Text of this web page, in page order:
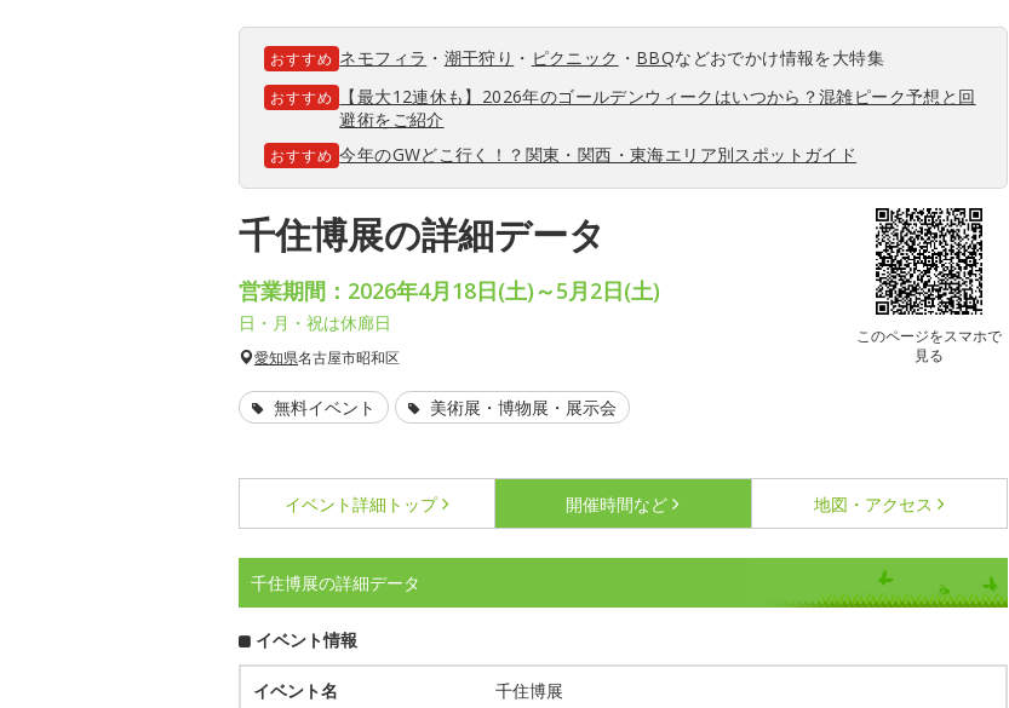
おすすめ ネモフィラ ・ 潮干狩り ・ ピクニック ・ BBQなどおでかけ情報を大特集
おすすめ
【最大12連休も】2026年のゴールデンウィークはいつから？混雑ピーク予想と回
避術をご紹介
おすすめ 今年のGWどこ行く！？関東・関西・東海エリア別スポットガイド
千住博展の詳細データ
このページをスマホで
見る
営業期間：2026年4月18日(土)～5月2日(土)
日・月・祝は休廊日
愛知県名古屋市昭和区
無料イベント 美術展・博物展・展示会
イベント詳細 トップ 開催時間など 地図・アクセス
千住博展の詳細データ
イベント情報
イベント名 千住博展